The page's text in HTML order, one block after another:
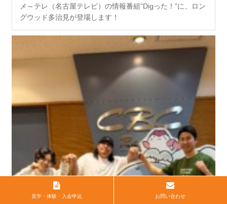
メ～テレ（名古屋テレビ）の情報番組”Digった！”に、ロン
グウッド多治見が登場します！
見学・体験・入会申込 お問い合わせ